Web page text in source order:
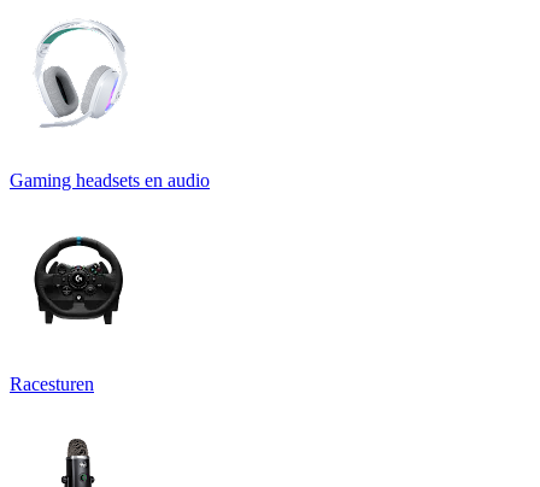
Gaming headsets en audio
Racesturen